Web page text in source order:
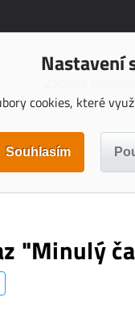
Nastavení
cookies, které
KE STAŽENÍ
"Minulý